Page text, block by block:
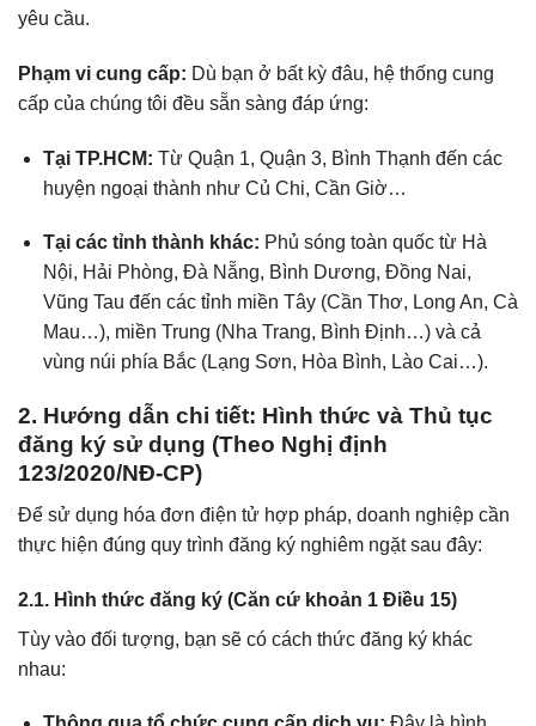
yêu cầu.
Phạm vi cung cấp: Dù bạn ở bất kỳ đâu, hệ thống cung
cấp của chúng tôi đều sẵn sàng đáp ứng:
Tại TP.HCM: Từ Quận 1, Quận 3, Bình Thạnh đến các
huyện ngoại thành như Củ Chi, Cần Giờ…
Tại các tỉnh thành khác: Phủ sóng toàn quốc từ Hà
Nội, Hải Phòng, Đà Nẵng, Bình Dương, Đồng Nai,
Vũng Tau đến các tỉnh miền Tây (Cần Thơ, Long An, Cà
Mau…), miền Trung (Nha Trang, Bình Định…) và cả
vùng núi phía Bắc (Lạng Sơn, Hòa Bình, Lào Cai…).
2. Hướng dẫn chi tiết: Hình thức và Thủ tục
đăng ký sử dụng (Theo Nghị định
123/2020/NĐ-CP)
Để sử dụng hóa đơn điện tử hợp pháp, doanh nghiệp cần
thực hiện đúng quy trình đăng ký nghiêm ngặt sau đây:
2.1. Hình thức đăng ký (Căn cứ khoản 1 Điều 15)
Tùy vào đối tượng, bạn sẽ có cách thức đăng ký khác
nhau: